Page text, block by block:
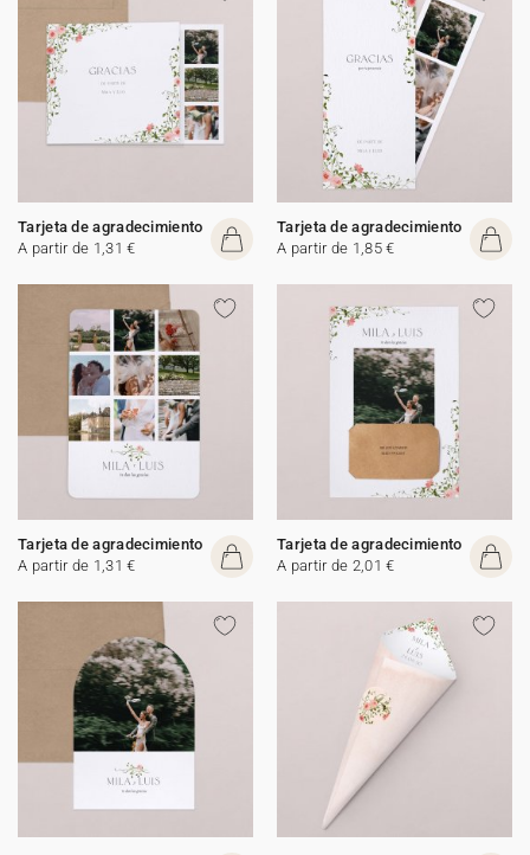
Tarjeta de agradecimiento
A partir de 1,31 €
Tarjeta de agradecimiento
A partir de 1,85 €
Tarjeta de agradecimiento
A partir de 1,31 €
Tarjeta de agradecimiento
A partir de 2,01 €